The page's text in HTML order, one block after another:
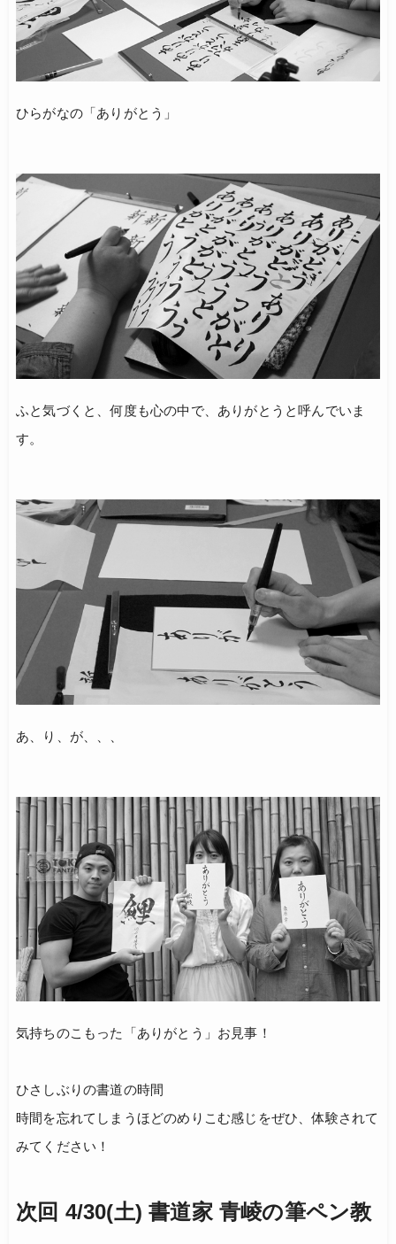
ひらがなの「ありがとう」
ふと気づくと、何度も心の中で、ありがとうと呼んでいま
す。
あ、り、が、、、
気持ちのこもった「ありがとう」お見事！
ひさしぶりの書道の時間
時間を忘れてしまうほどのめりこむ感じをぜひ、体験されて
みてください！
次回 4/30(土) 書道家 青崚の筆ペン教